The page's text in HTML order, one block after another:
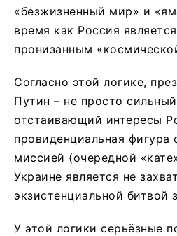
«безжизненный мир» и
время как Россия
пронизанным
Согласно этой логике,
Путин – не просто
отстаивающий интересы
провиденциальная фигура
миссией (очередной
Украине является не
экзистенциальной битвой
У этой логики серьёзные